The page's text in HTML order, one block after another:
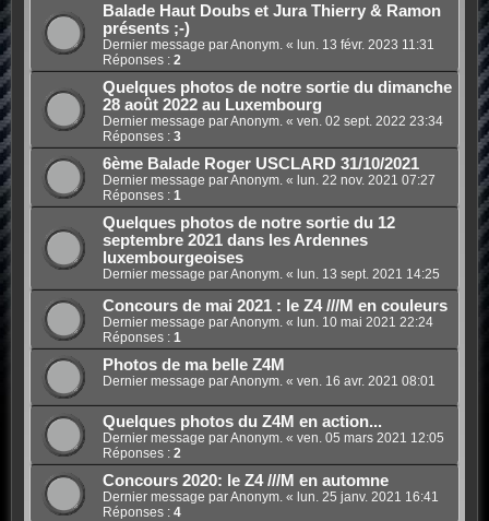
Balade Haut Doubs et Jura Thierry & Ramon
présents ;-)
Dernier message par Anonym. « lun. 13 févr. 2023 11:31
Réponses : 2
Quelques photos de notre sortie du dimanche
28 août 2022 au Luxembourg
Dernier message par Anonym. « ven. 02 sept. 2022 23:34
Réponses : 3
6ème Balade Roger USCLARD 31/10/2021
Dernier message par Anonym. « lun. 22 nov. 2021 07:27
Réponses : 1
Quelques photos de notre sortie du 12
septembre 2021 dans les Ardennes
luxembourgeoises
Dernier message par Anonym. « lun. 13 sept. 2021 14:25
Concours de mai 2021 : le Z4 ///M en couleurs
Dernier message par Anonym. « lun. 10 mai 2021 22:24
Réponses : 1
Photos de ma belle Z4M
Dernier message par Anonym. « ven. 16 avr. 2021 08:01
Quelques photos du Z4M en action...
Dernier message par Anonym. « ven. 05 mars 2021 12:05
Réponses : 2
Concours 2020: le Z4 ///M en automne
Dernier message par Anonym. « lun. 25 janv. 2021 16:41
Réponses : 4